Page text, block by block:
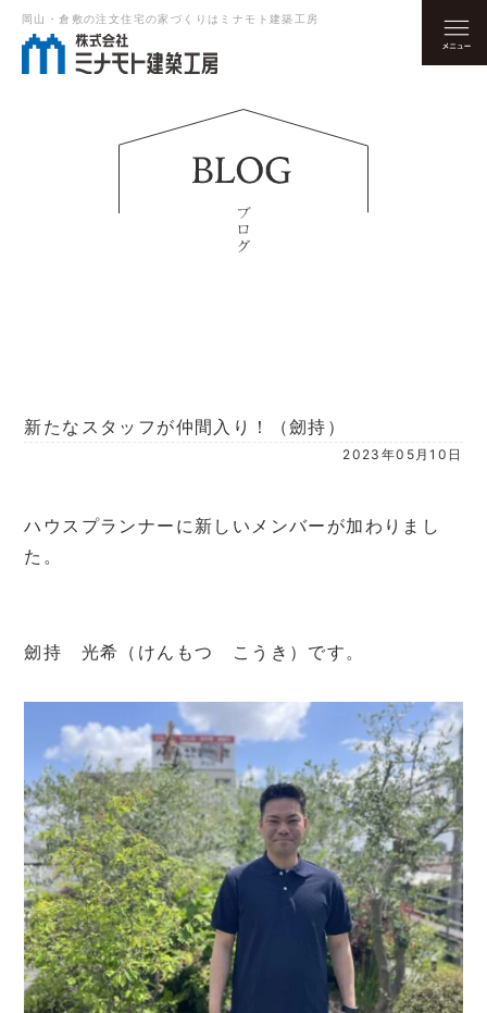
岡山・倉敷の注文住宅の家づくりはミナモト建築工房
新たなスタッフが仲間入り！（劒持）
2023年05月10日
ハウスプランナーに新しいメンバーが加わりまし
た。
劒持 光希（けんもつ こうき）です。